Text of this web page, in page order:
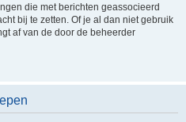
die met berichten geassocieerd
bij te zetten. Of je al dan niet gebruik
af van de door de beheerder